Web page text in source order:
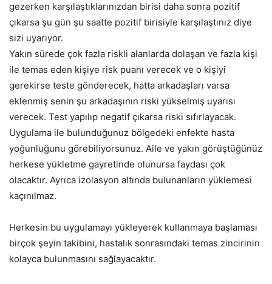
gezerken karşılaştıklarınızdan birisi daha sonra pozitif
çıkarsa şu gün şu saatte pozitif birisiyle karşılaştınız diye
sizi uyarıyor.
Yakın sürede çok fazla riskli alanlarda dolaşan ve fazla kişi
ile temas eden kişiye risk puanı verecek ve o kişiyi
gerekirse teste gönderecek, hatta arkadaşları varsa
eklenmiş senin şu arkadaşının riski yükselmiş uyarısı
verecek. Test yapılıp negatif çıkarsa riski sıfırlayacak.
Uygulama ile bulunduğunuz bölgedeki enfekte hasta
yoğunluğunu görebiliyorsunuz. Aile ve yakın görüştüğünüz
herkese yükletme gayretinde olunursa faydası çok
olacaktır. Ayrıca izolasyon altında bulunanların yüklemesi
kaçınılmaz.
Herkesin bu uygulamayı yükleyerek kullanmaya başlaması
birçok şeyin takibini, hastalık sonrasındaki temas zincirinin
kolayca bulunmasını sağlayacaktır.